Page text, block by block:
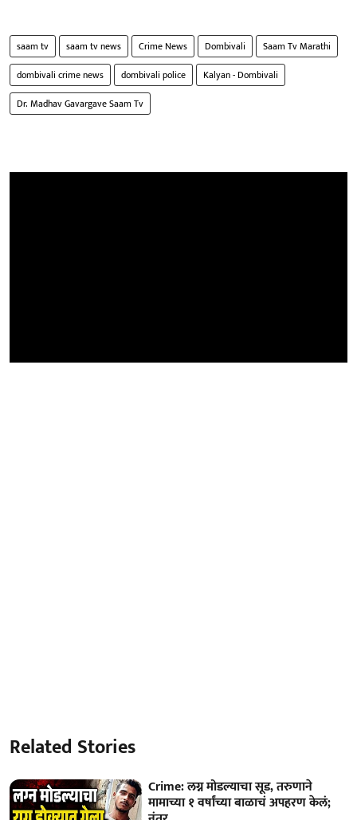
saam tv saam tv news Crime News Dombivali
Saam Tv Marathi
dombivali crime news
dombivali police
Kalyan - Dombivali
Dr. Madhav Gavargave Saam Tv
Related Stories
Crime: लग्न मोडल्याचा सूड, तरुणाने
मामाच्या १ वर्षांच्या बाळाचं अपहरण केलं;